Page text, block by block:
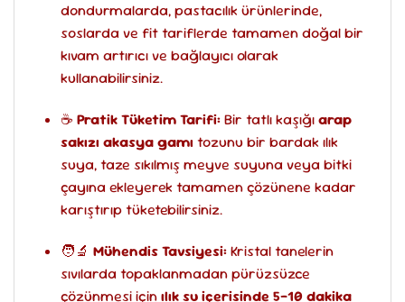
dondurmalarda, pastacılık ürünlerinde,
soslarda ve fit tariflerde tamamen doğal bir
kıvam artırıcı ve bağlayıcı olarak
kullanabilirsiniz.
☕ Pratik Tüketim Tarifi:Bir tatlı kaşığıarap
sakızı akasya gamı tozunu bir bardak ılık
suya, taze sıkılmış meyve suyuna veya bitki
çayına ekleyerek tamamen çözünene kadar
karıştırıp tüketebilirsiniz.
🧑‍🔬 Mühendis Tavsiyesi:Kristal tanelerin
sıvılarda topaklanmadan pürüzsüzce
çözünmesi içinılık su içerisinde 5-10 dakika